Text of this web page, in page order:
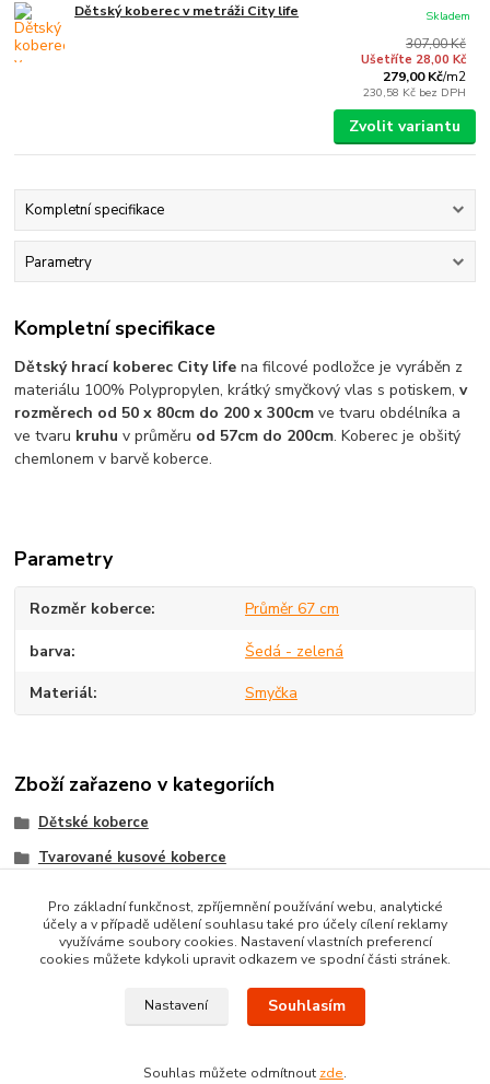
Dětský koberec v metráži City life
307,00 Kč
Ušetříte 28,00 Kč
279,00 Kč/m2
230,58 Kč bez DPH
Skladem
Zvolit variantu
Kompletní specifikace
Parametry
Kompletní specifikace
Dětský hrací koberec City life na filcové podložce je vyráběn z
materiálu 100% Polypropylen, krátký smyčkový vlas s potiskem,v
rozměrech od 50 x 80cm do 200 x 300cm ve tvaru obdélníka a
ve tvaru kruhuv průměru od 57cm do 200cm. Koberec je obšitý
chemlonem v barvě koberce.
Parametry
Rozměr koberce Průměr 67 cm
barva Šedá - zelená
Materiál Smyčka
Zboží zařazeno v kategoriích
Dětské koberce
Tvarované kusové koberce
Koberce na Hraní
Pro základní funkčnost, zpříjemnění používání webu, analytické
účely a v případě udělení souhlasu také pro účely cílení reklamy
využíváme soubory cookies. Nastavení vlastních preferencí
cookies můžete kdykoli upravit odkazem ve spodní části stránek.
Nastavení Souhlasím
Souhlas můžete odmítnout zde.